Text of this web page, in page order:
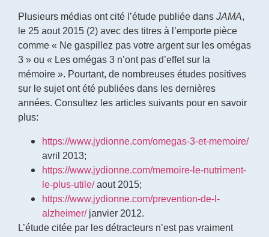
Plusieurs médias ont cité l’étude publiée dansJAMA,
le 25 aout 2015 (2) avec des titres à l’emporte pièce
comme « Ne gaspillez pas votre argent sur les omégas
3 » ou « Les omégas 3 n’ont pas d’effet sur la
mémoire ». Pourtant, de nombreuses études positives
sur le sujet ont été publiées dans les dernières
années. Consultez les articles suivants pour en savoir
plus:
https://www.jydionne.com/omegas-3-et-memoire/
avril 2013;
https://www.jydionne.com/memoire-le-nutriment-
le-plus-utile/aout 2015;
https://www.jydionne.com/prevention-de-l-
alzheimer/janvier 2012.
L’étude citée par les détracteurs n’est pas vraiment